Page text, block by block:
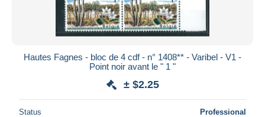
Hautes Fagnes - bloc de 4 cdf - n° 1408** - Varibel - V1 -
Point noir avant le " 1 "
± $2.25
Status Professional